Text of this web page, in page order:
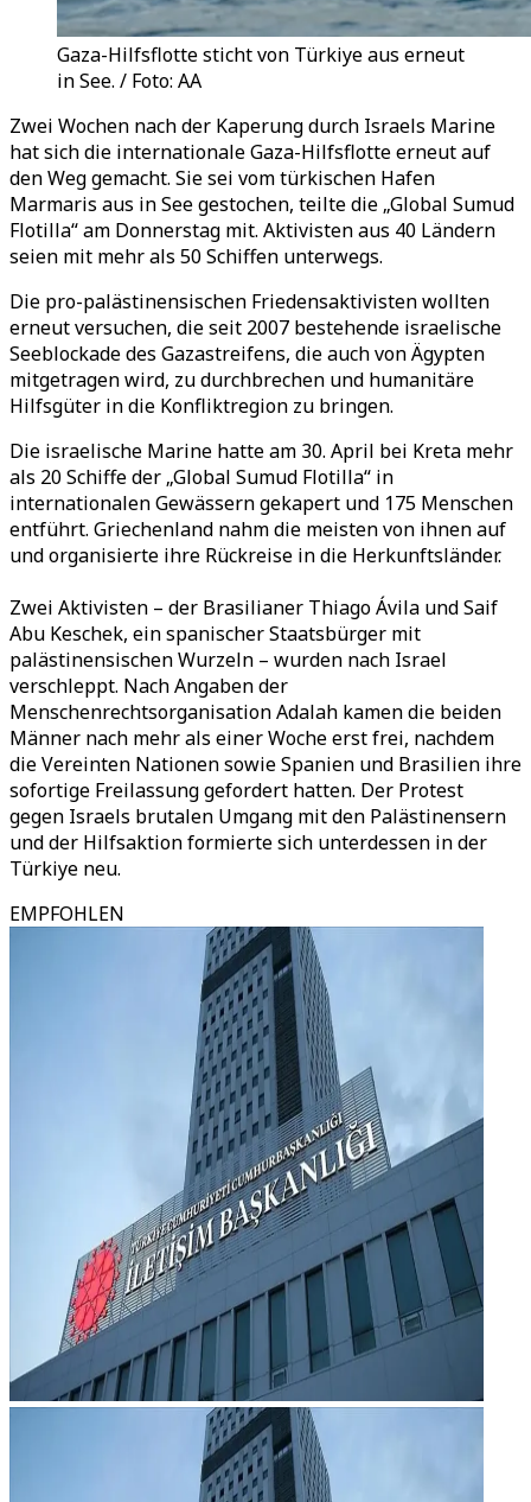
Gaza-Hilfsflotte sticht von Türkiye aus erneut
in See. / Foto: AA
Zwei Wochen nach der Kaperung durch Israels Marine
hat sich die internationale Gaza-Hilfsflotte erneut auf
den Weg gemacht. Sie sei vom türkischen Hafen
Marmaris aus in See gestochen, teilte die „Global Sumud
Flotilla“ am Donnerstag mit. Aktivisten aus 40 Ländern
seien mit mehr als 50 Schiffen unterwegs.
Die pro-palästinensischen Friedensaktivisten wollten
erneut versuchen, die seit 2007 bestehende israelische
Seeblockade des Gazastreifens, die auch von Ägypten
mitgetragen wird, zu durchbrechen und humanitäre
Hilfsgüter in die Konfliktregion zu bringen.
Die israelische Marine hatte am 30. April bei Kreta mehr
als 20 Schiffe der „Global Sumud Flotilla“ in
internationalen Gewässern gekapert und 175 Menschen
entführt. Griechenland nahm die meisten von ihnen auf
und organisierte ihre Rückreise in die Herkunftsländer.
Zwei Aktivisten – der Brasilianer Thiago Ávila und Saif
Abu Keschek, ein spanischer Staatsbürger mit
palästinensischen Wurzeln – wurden nach Israel
verschleppt. Nach Angaben der
Menschenrechtsorganisation Adalah kamen die beiden
Männer nach mehr als einer Woche erst frei, nachdem
die Vereinten Nationen sowie Spanien und Brasilien ihre
sofortige Freilassung gefordert hatten. Der Protest
gegen Israels brutalen Umgang mit den Palästinensern
und der Hilfsaktion formierte sich unterdessen in der
Türkiye neu.
EMPFOHLEN